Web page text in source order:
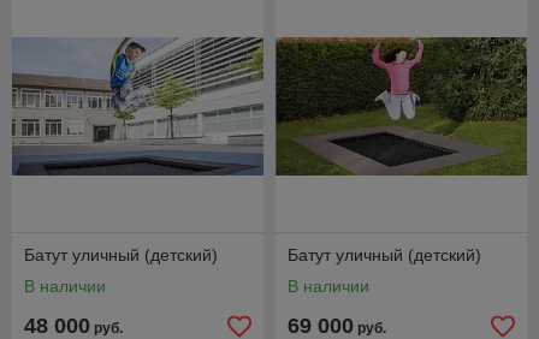
Батут уличный (детский)
В наличии
48 000 руб.
Батут уличный (детский)
В наличии
69 000 руб.